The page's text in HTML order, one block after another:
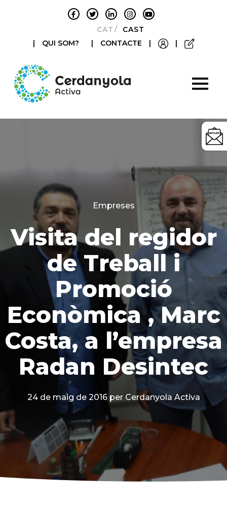
CATALÀCASTELLANO
|
QUI SOM? | CONTACTE | |
Categories
Empreses
Visita del regidor
de Treball i
Promoció
Econòmica , Marc
Costa, a l’empresa
Radan Desintec
24 de maig de 2016 per Cerdanyola Activa